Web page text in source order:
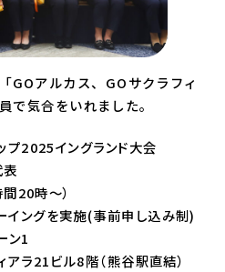
GOアルカス、GOサクラフィ
で気合をいれました。
プ2025イングランド大会
20時～）
イングを実施(事前申し込み制)
ン1
21ビル8階（熊谷駅直結）